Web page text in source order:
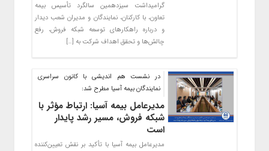
گرامیداشت سیزدهمین سالگرد تأسیس بیمه
تعاون، با کارکنان، نمایندگان و مدیران شعب دیدار
و درباره راهکارهای توسعه شبکه فروش، رفع
چالش‌ها و تحقق اهداف شرکت به […]
در نشست هم اندیشی با کانون سراسری
نمایندگان بیمه آسیا مطرح شد:
مدیرعامل بیمه آسیا: ارتباط مؤثر با
شبکه فروش، مسیر رشد پایدار
است
مدیرعامل بیمه آسیا با تأکید بر نقش تعیین‌کننده